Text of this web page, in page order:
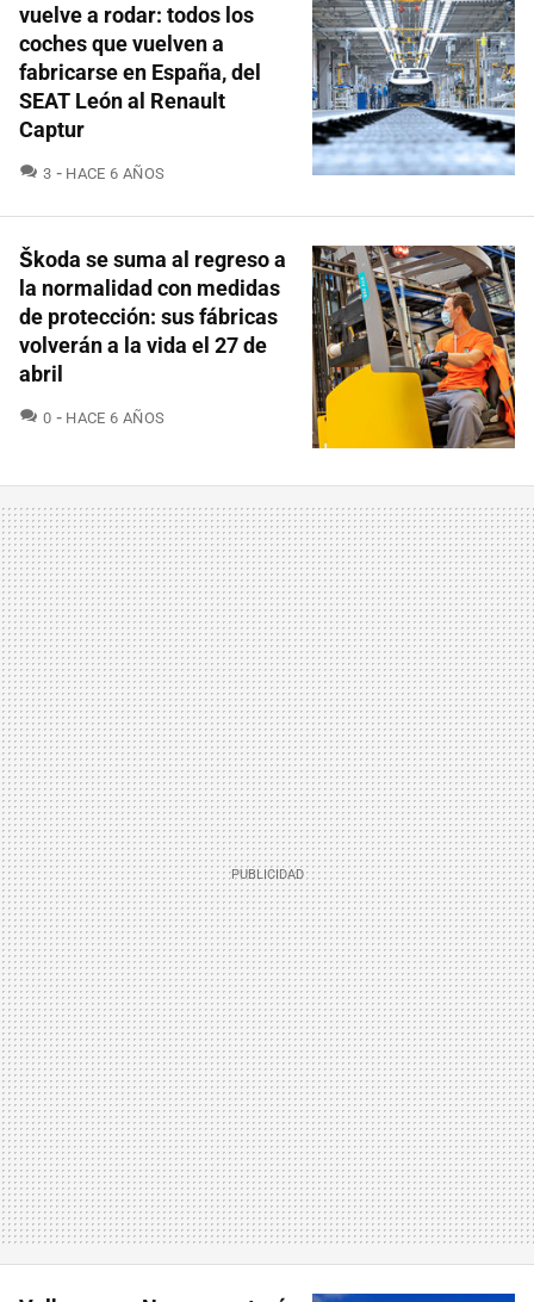
vuelve a rodar: todos los
coches que vuelven a
fabricarse en España, del
SEAT León al Renault
Captur
3 COMENTARIOS
HACE 6 AÑOS
Škoda se suma al regreso a
la normalidad con medidas
de protección: sus fábricas
volverán a la vida el 27 de
abril
0 COMENTARIOS
HACE 6 AÑOS